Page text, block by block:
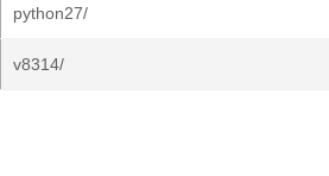
python27/
v8314/